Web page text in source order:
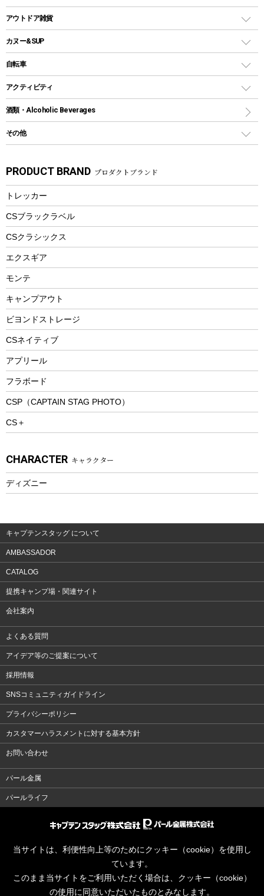
パラソル
テントアクセサリー
ペグ
グランドシート
ガイドロープ
ツール
鉄板、アミ
焚き火台&ストーブ
火起こし
バーベキューツール
クッカーセット
シェラカップ
クッキングツール
ナイフ
カトラリー
マグカップ、カップ
ステンレスボトル
フードボトル
トレー
ランチョンマット
ランチボックス
コップ付きタイプ
ワンタッチタイプ
プラスチックボトル
ディズニーボトル
クーラーバッグ
ウォータージャグ
保冷剤
アウトドアキャリー
アウトドア雑貨
バックパック&バッグ
リュック、バックパック
トートバッグ、サコッシュ
ショッピングキャリー
その他アウトドア雑貨
スプレー関係
ツール、他
カヌー&SUP
インフレータブル
カヤック
パドル
ヘルメット
エアーポンプ
アクセサリー
自転車
折りたたみ自転車
スポーツサイクル
シティサイクル
自転車ウェア
アクティビティ
マリン
ラッシュガード
パラソル
フローティングベスト
ヘルメット
エアーポンプ
ビーチテント
ウィンター
スノーシュー
防寒ウェア
トレッキング
トレッキングアクセサリー
プレイグッズ
ウェルネス
ウェア、タオル
ウェア
酒類・Alcoholic Beverages
その他
湯たんぽ
防災用品
PRODUCT BRAND プロダクトブランド
トレッカー
CSブラックラベル
CSクラシックス
エクスギア
モンテ
キャンプアウト
ビヨンドストレージ
CSネイティブ
アプリール
フラボード
CSP（CAPTAIN STAG PHOTO）
CS＋
CHARACTER キャラクター
ディズニー
キャプテンスタッグ について
AMBASSADOR
CATALOG
提携キャンプ場・関連サイト
会社案内
よくある質問
アイデア等のご提案について
採用情報
SNSコミュニティガイドライン
プライバシーポリシー
カスタマーハラスメントに対する基本方針
お問い合わせ
パール金属
パールライフ
当サイトは、利便性向上等のためにクッキー（cookie）を使用し
ています。
このまま当サイトをご利用いただく場合は、クッキー（cookie）
の使用に同意いただいたものとみなします。